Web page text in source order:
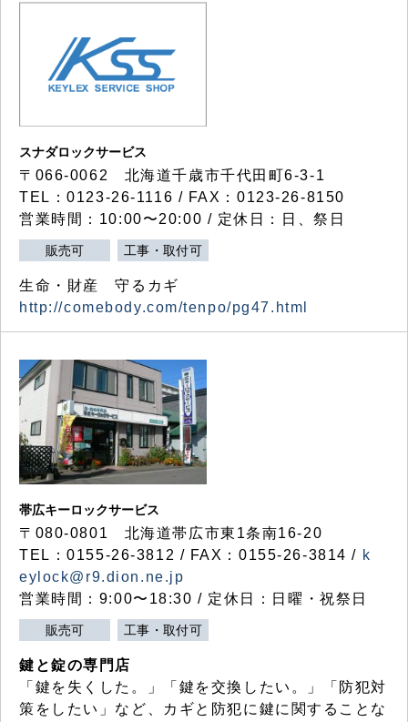
スナダロックサービス
〒066-0062 北海道千歳市千代田町6-3-1
TEL：0123-26-1116 / FAX：0123-26-8150
営業時間：10:00〜20:00 / 定休日：日、祭日
販売可 工事・取付可
生命・財産 守るカギ
http://comebody.com/tenpo/pg47.html
帯広キーロックサービス
〒080-0801 北海道帯広市東1条南16-20
TEL：0155-26-3812 / FAX：0155-26-3814 / k
eylock@r9.dion.ne.jp
営業時間：9:00〜18:30 / 定休日：日曜・祝祭日
販売可 工事・取付可
鍵と錠の専門店
「鍵を失くした。」「鍵を交換したい。」「防犯対
策をしたい」など、カギと防犯に鍵に関することな